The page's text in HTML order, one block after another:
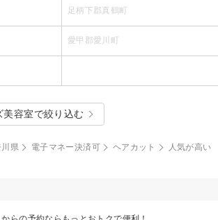
足柄下郡真鶴町
愛甲郡愛川町
容室で絞り込む
川県 電子マネー決済可 ヘアカット
人気が高い